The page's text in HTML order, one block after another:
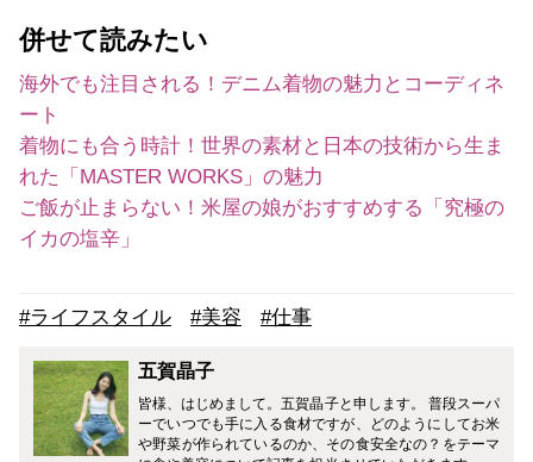
併せて読みたい
海外でも注目される！デニム着物の魅力とコーディネ
ート
着物にも合う時計！世界の素材と日本の技術から生ま
れた「MASTER WORKS」の魅力
ご飯が止まらない！米屋の娘がおすすめする「究極の
イカの塩辛」
#ライフスタイル #美容 #仕事
五賀晶子
皆様、はじめまして。五賀晶子と申します。 普段スーパ
ーでいつでも手に入る食材ですが、どのようにしてお米
や野菜が作られているのか、その食安全なの？をテーマ